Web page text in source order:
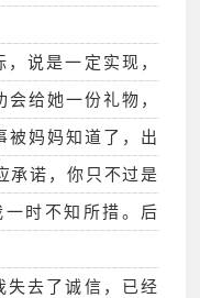
说是一定实现，
给她一份礼物，
被妈妈知道了，出
承诺，你只不过是
时不知所措。后
失去了诚信，已经